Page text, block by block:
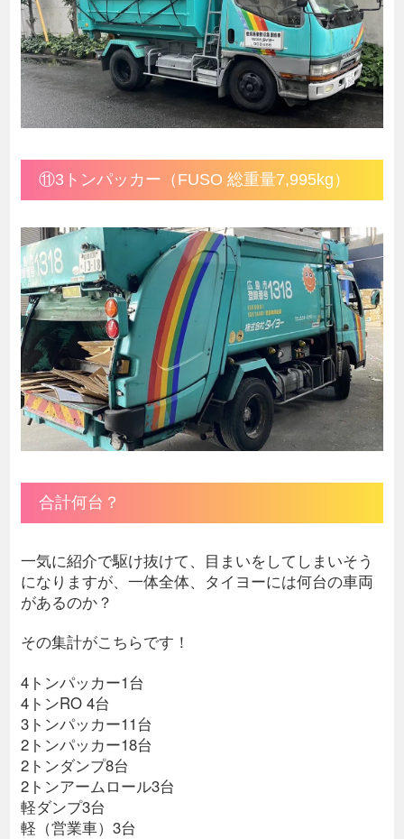
⑪3トンパッカー（FUSO 総重量7,995kg）
合計何台？
一気に紹介で駆け抜けて、目まいをしてしまいそう
になりますが、一体全体、タイヨーには何台の車両
があるのか？
その集計がこちらです！
4トンパッカー1台
4トンRO 4台
3トンパッカー11台
2トンパッカー18台
2トンダンプ8台
2トンアームロール3台
軽ダンプ3台
軽（営業車）3台